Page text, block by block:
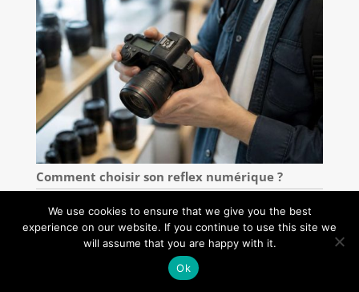
Comment choisir son reflex numérique ?
We use cookies to ensure that we give you the best
experience on our website. If you continue to use this site we
will assume that you are happy with it.
Ok